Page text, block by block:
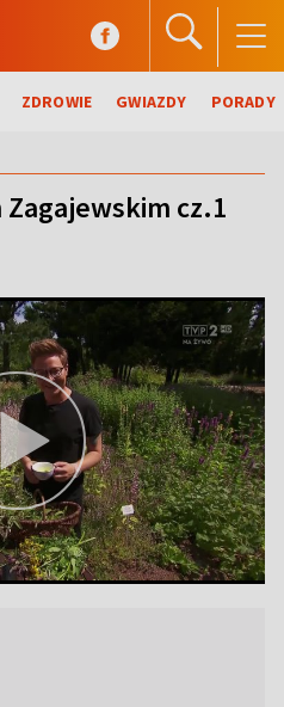
ZDROWIE GWIAZDY PORADY
cz.1